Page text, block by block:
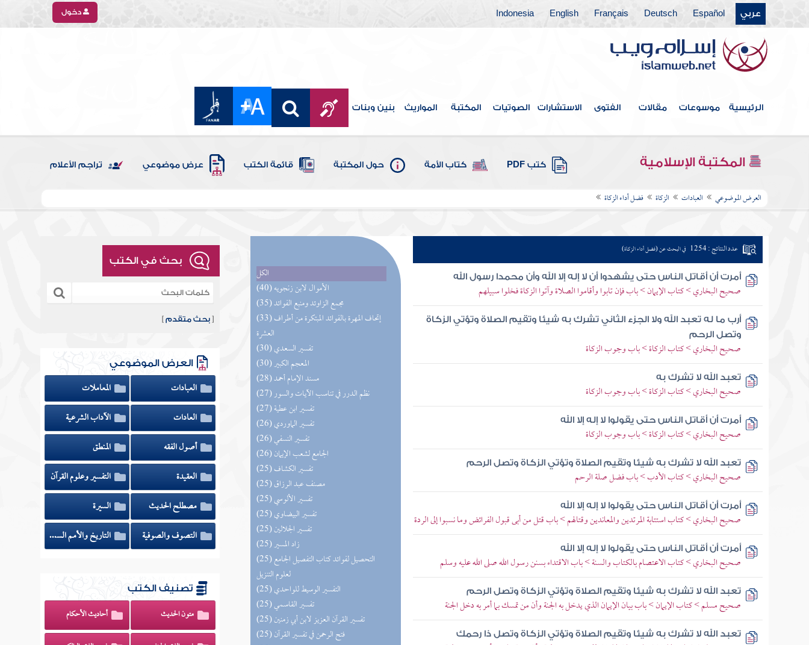
عربي Español
Deutsch
Français
English
Indonesia دخول
الرئيسية موسوعات مقالات الفتوى الاستشارات الصوتيات المكتبة المواريث بنين وبنات
المكتبة الإسلامية كتب PDF كتاب الأمة حول المكتبة قائمة الكتب عرض موضوعي تراجم الأعلام
العرض الموضوعي العبادات الزكاة فضل أداء الزكاة
الكل
(40) الأموال لابن زنجويه
(35) مجمع الزاوئد ومنبع الفوائد
(33) إتحاف المهرة بالفوائد المبتكرة من أطراف
العشرة
(30) تفسير السعدي
(30) المعجم الكبير
(28) مسند الإمام أحمد
(27) نظم الدرر في تناسب الآيات والسور
(27) تفسير ابن عطية
(26) تفسير الماوردي
(26) تفسير النسفي
(26) الجامع لشعب الإيمان
(25) تفسير الكشاف
(25) مصنف عبد الرزاق
(25) تفسير الألوسي
(25) تفسير البيضاوي
(25) تفسير الجلالين
(25) زاد المسير
(25) التحصيل لفوائد كتاب التفصيل الجامع
لعلوم التنزيل
(25) التفسير الوسيط للواحدي
(25) تفسير القاسمي
(25) تفسير القرآن العزيز لابن أبي زمنين
(25) فتح الرحمن في تفسير القرآن
عدد النتائج : 1254 في البحث عن (فضل أداء الزكاة)
أمرت أن أقاتل الناس حتى يشهدوا أن لا إله إلا الله وأن محمدا رسول الله
صحيح البخاري > كتاب الإيمان > باب فإن تابوا وأقاموا الصلاة وآتوا الزكاة فخلوا سبيلهم
أرب ما له تعبد الله ولا الجزء الثاني تشرك به شيئا وتقيم الصلاة وتؤتي الزكاة
وتصل الرحم
صحيح البخاري > كتاب الزكاة > باب وجوب الزكاة
تعبد الله لا تشرك به
صحيح البخاري > كتاب الزكاة > باب وجوب الزكاة
أمرت أن أقاتل الناس حتى يقولوا لا إله إلا الله
صحيح البخاري > كتاب الزكاة > باب وجوب الزكاة
تعبد الله لا تشرك به شيئا وتقيم الصلاة وتؤتي الزكاة وتصل الرحم
صحيح البخاري > كتاب الأدب > باب فضل صلة الرحم
أمرت أن أقاتل الناس حتى يقولوا لا إله إلا الله
صحيح البخاري > كتاب استتابة المرتدين والمعاندين وقتالهم > باب قتل من أبى قبول الفرائض وما نسبوا إلى الردة
أمرت أن أقاتل الناس حتى يقولوا لا إله إلا الله
صحيح البخاري > كتاب الاعتصام بالكتاب والسنة > باب الاقتداء بسنن رسول الله صلى الله عليه وسلم
تعبد الله لا تشرك به شيئا وتقيم الصلاة وتؤتي الزكاة وتصل الرحم
صحيح مسلم > كتاب الإيمان > باب بيان الإيمان الذي يدخل به الجنة وأن من تمسك بما أمر به دخل الجنة
تعبد الله لا تشرك به شيئا وتقيم الصلاة وتؤتي الزكاة وتصل ذا رحمك
بحث في الكتب
[بحث متقدم ]
العرض الموضوعي
العبادات
المعاملات
العادات
الآداب الشرعية
أصول الفقه
المنطق
العقيدة
التفسير وعلوم القرآن
مصطلح الحديث
السيرة
التصوف والصوفية
التاريخ والأمم السابقة
تصنيف الكتب
متون الحديث أحاديث الأحكام